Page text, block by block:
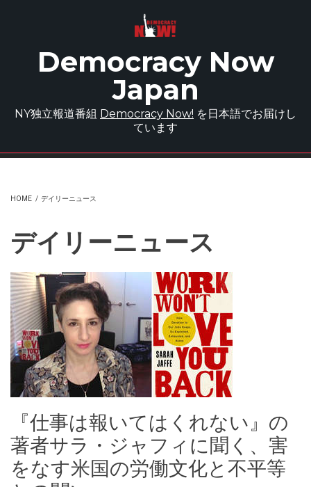
Democracy Now
Japan
NY独立報道番組 Democracy Now! を日本語でお届けし
ています
HOME / デイリーニュース
デイリーニュース
『仕事は報いてはくれない』の
著者サラ・ジャフィに聞く、害
をなす米国の労働文化と不平等